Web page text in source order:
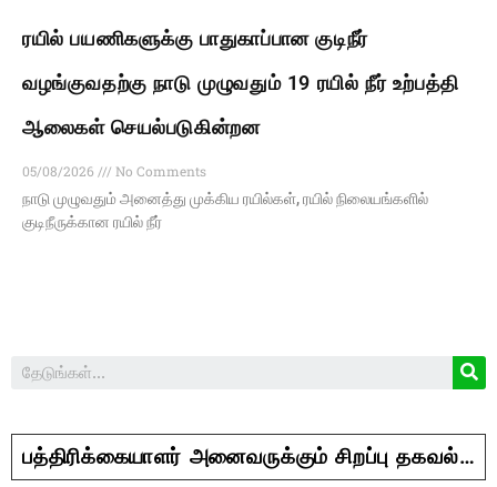
ரயில் பயணிகளுக்கு பாதுகாப்பான குடிநீர்
வழங்குவதற்கு நாடு முழுவதும் 19 ரயில் நீர் உற்பத்தி
ஆலைகள் செயல்படுகின்றன
05/08/2026
No Comments
நாடு முழுவதும் அனைத்து முக்கிய ரயில்கள், ரயில் நிலையங்களில்
குடிநீருக்கான ரயில் நீர்
பத்திரிக்கையாளர் அனைவருக்கும் சிறப்பு தகவல்…